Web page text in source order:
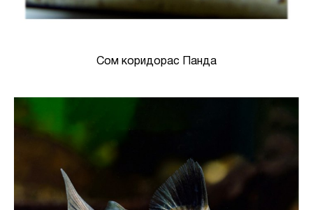
Сом коридорас Панда